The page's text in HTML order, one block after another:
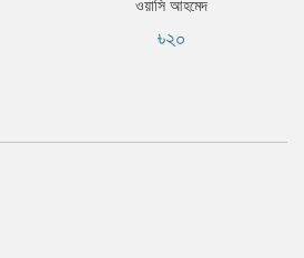
ওয়াসি আহমেদ
৳২০